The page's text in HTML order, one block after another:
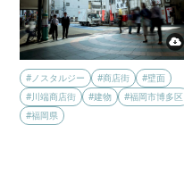
#ノスタルジー #商店街
#壁面
#川端商店街
#建物
#福岡市博多区
#福岡県